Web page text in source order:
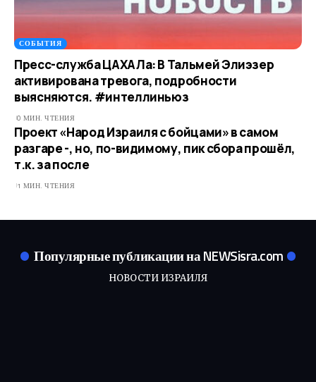
СОБЫТИЯ
Пресс-служба ЦАХАЛа: В Тальмей Элиэзер
активирована тревога, подробности
выясняются. #интеллиньюз
0 МИН. ЧТЕНИЯ
Проект «Народ Израиля с бойцами» в самом
разгаре -, но, по-видимому, пик сбора прошёл,
т.к. за после
1 МИН. ЧТЕНИЯ
Популярные публикации на NEWSisra.com
НОВОСТИ ИЗРАИЛЯ